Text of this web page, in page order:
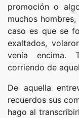
promoción o
muchos
caso es que se
exaltados,
venía encima.
corriendo de
De aquella
recuerdos sus
hago al